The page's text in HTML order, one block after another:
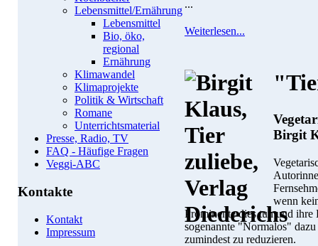
Lebensmittel/Ernährung
Lebensmittel
Bio, öko,
regional
Ernährung
Klimawandel
Klimaprojekte
Politik & Wirtschaft
Romane
Unterrichtsmaterial
Presse, Radio, TV
FAQ - Häufige Fragen
Veggi-ABC
Kontakte
Kontakt
Impressum
...
Weiterlesen...
Birgit
wenn
Prominente dies tun und
sogenannte "Normalos"
zumindest zu reduzieren.